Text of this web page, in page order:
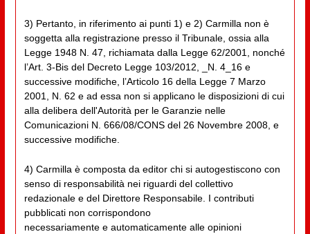
3) Pertanto, in riferimento ai punti 1) e 2) Carmilla non è
soggetta alla registrazione presso il Tribunale, ossia alla
Legge 1948 N. 47, richiamata dalla Legge 62/2001, nonché
l’Art. 3-Bis del Decreto Legge 103/2012, _N. 4_16 e
successive modifiche, l’Articolo 16 della Legge 7 Marzo
2001, N. 62 e ad essa non si applicano le disposizioni di cui
alla delibera dell'Autorità per le Garanzie nelle
Comunicazioni N. 666/08/CONS del 26 Novembre 2008, e
successive modifiche.
4) Carmilla è composta da editor chi si autogestiscono con
senso di responsabilità nei riguardi del collettivo
redazionale e del Direttore Responsabile. I contributi
pubblicati non corrispondono
necessariamente e automaticamente alle opinioni